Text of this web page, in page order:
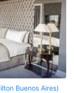
Buenos Aires)